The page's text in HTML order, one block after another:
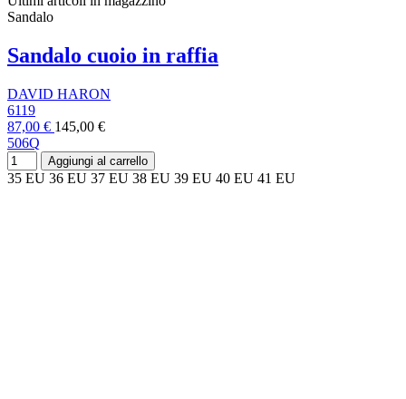
Sandalo
Sandalo cuoio in raffia
DAVID HARON
6119
87,00 € 145,00 €
506Q
Aggiungi al carrello
35 EU 36 EU 37 EU 38 EU 39 EU 40 EU 41 EU